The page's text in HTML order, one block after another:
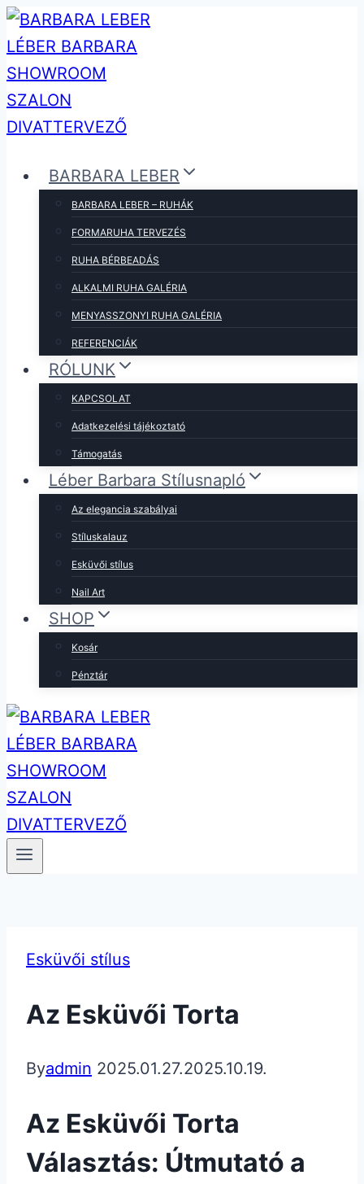
Skip
to
content
BARBARA LEBER
BARBARA LEBER – RUHÁK
FORMARUHA TERVEZÉS
RUHA BÉRBEADÁS
ALKALMI RUHA GALÉRIA
MENYASSZONYI RUHA GALÉRIA
REFERENCIÁK
RÓLUNK
KAPCSOLAT
Adatkezelési tájékoztató
Támogatás
Léber Barbara Stílusnapló
Az elegancia szabályai
Stíluskalauz
Esküvői stílus
Nail Art
SHOP
Kosár
Pénztár
Esküvői stílus
Az Esküvői Torta
Byadmin 2025.01.27.2025.10.19.
Az Esküvői Torta
Választás: Útmutató a